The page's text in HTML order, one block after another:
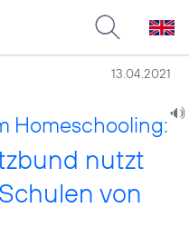
13.04.2021
Homeschooling:
nutzt
von